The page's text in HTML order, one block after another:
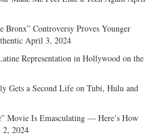
Bronx” Controversy Proves Younger
April 3, 2024
Representation in Hollywood on the
Gets a Second Life on Tubi, Hulu and
Movie Is Emasculating — Here’s How
2024